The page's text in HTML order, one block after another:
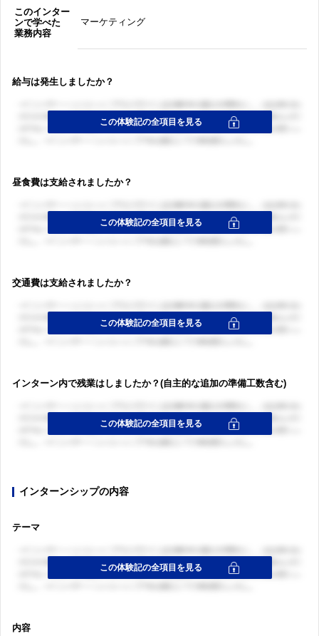
このインター
ンで学べた
業務内容
マーケティング
給与は発生しましたか？
昼食費は支給されましたか？
交通費は支給されましたか？
インターン内で残業はしましたか？(自主的な追加の準備工数含む)
インターンシップの内容
テーマ
内容